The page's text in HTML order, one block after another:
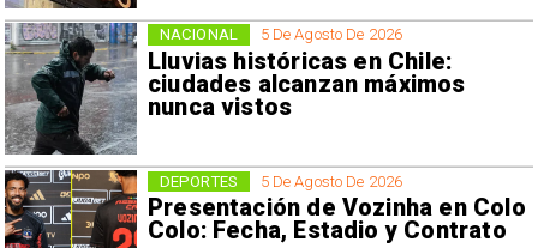
5 De Agosto De 2026
Lluvias históricas en Chile:
ciudades alcanzan máximos
nunca vistos
NACIONAL
5 De Agosto De 2026
Presentación de Vozinha en Colo
Colo: Fecha, Estadio y Contrato
DEPORTES